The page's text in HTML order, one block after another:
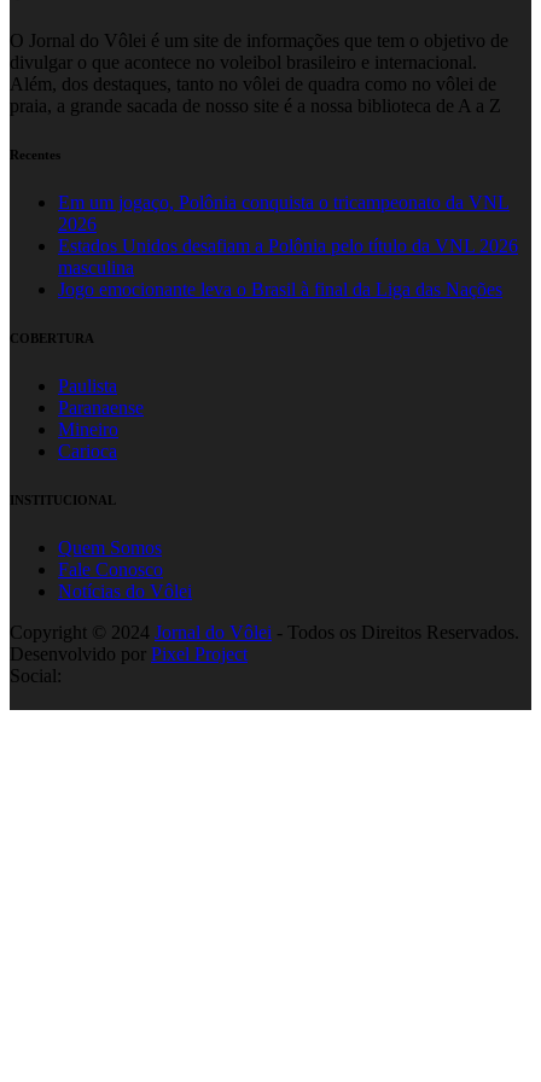
O Jornal do Vôlei é um site de informações que tem o objetivo de
divulgar o que acontece no voleibol brasileiro e internacional.
Além, dos destaques, tanto no vôlei de quadra como no vôlei de
praia, a grande sacada de nosso site é a nossa biblioteca de A a Z
Recentes
Em um jogaço, Polônia conquista o tricampeonato da VNL
2026
Estados Unidos desafiam a Polônia pelo título da VNL 2026
masculina
Jogo emocionante leva o Brasil à final da Liga das Nações
COBERTURA
Paulista
Paranaense
Mineiro
Carioca
INSTITUCIONAL
Quem Somos
Fale Conosco
Notícias do Vôlei
Copyright © 2024 Jornal do Vôlei - Todos os Direitos Reservados.
Desenvolvido por Pixel Project
Social: